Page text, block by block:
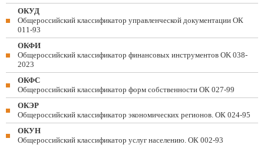
ОКУД
Общероссийский классификатор управленческой документации ОК
011-93
ОКФИ
Общероссийский классификатор финансовых инструментов OK 038-
2023
ОКФС
Общероссийский классификатор форм собственности ОК 027-99
ОКЭР
Общероссийский классификатор экономических регионов. ОК 024-95
ОКУН
Общероссийский классификатор услуг населению. ОК 002-93